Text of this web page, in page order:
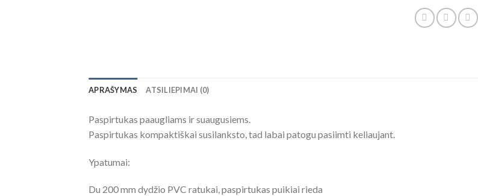
APRAŠYMAS ATSILIEPIMAI (0)
Paspirtukas paaugliams ir suaugusiems.
Paspirtukas kompaktiškai susilanksto, tad labai patogu pasiimti keliaujant.
Ypatumai:
Du 200 mm dydžio PVC ratukai, paspirtukas puikiai rieda